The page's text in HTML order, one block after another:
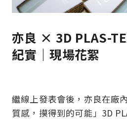
亦良 × 3D PLAS-
紀實｜現場花絮
繼線上發表會後，亦良在廠
質感，摸得到的可能」3D